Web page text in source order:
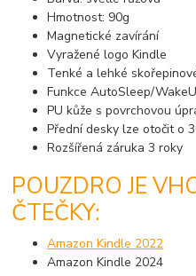
Hmotnost: 90g
Magnetické zavírání
Vyražené logo Kindle
Tenké a lehké
Funkce AutoSleep/
PU kůže s povrchovou
Přední desky lze otočit o
Rozšířená záruka 3 roky
POUZDRO JE
ČTEČKY:
Amazon Kindle 2022
Amazon Kindle 2024